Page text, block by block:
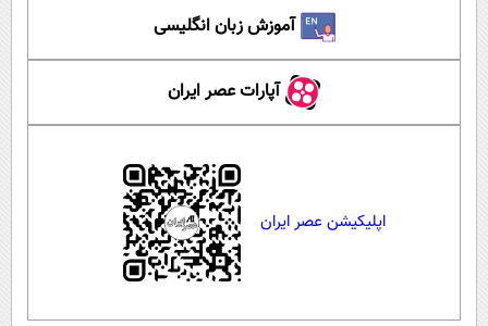
آموزش زبان انگلیسی
آپارات عصر ایران
اپلیکیشن عصر ایران